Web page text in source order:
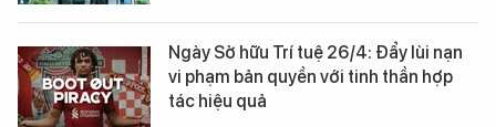
Ngày Sở hữu Trí tuệ 26/4: Đẩy lùi nạn
vi phạm bản quyền với tinh thần hợp
tác hiệu quả